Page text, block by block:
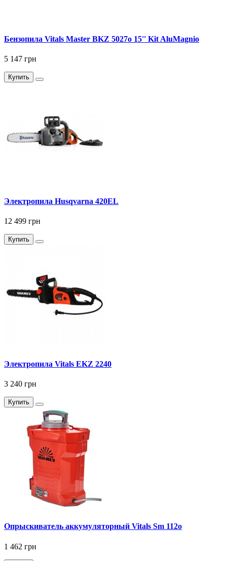
Бензопила Vitals Master BKZ 5027o 15'' Kit AluMagnio
5 147 грн
Купить
Электропила Husqvarna 420EL
12 499 грн
Купить
Электропила Vitals EKZ 2240
3 240 грн
Купить
Опрыскиватель аккумуляторный Vitals Sm 112о
1 462 грн